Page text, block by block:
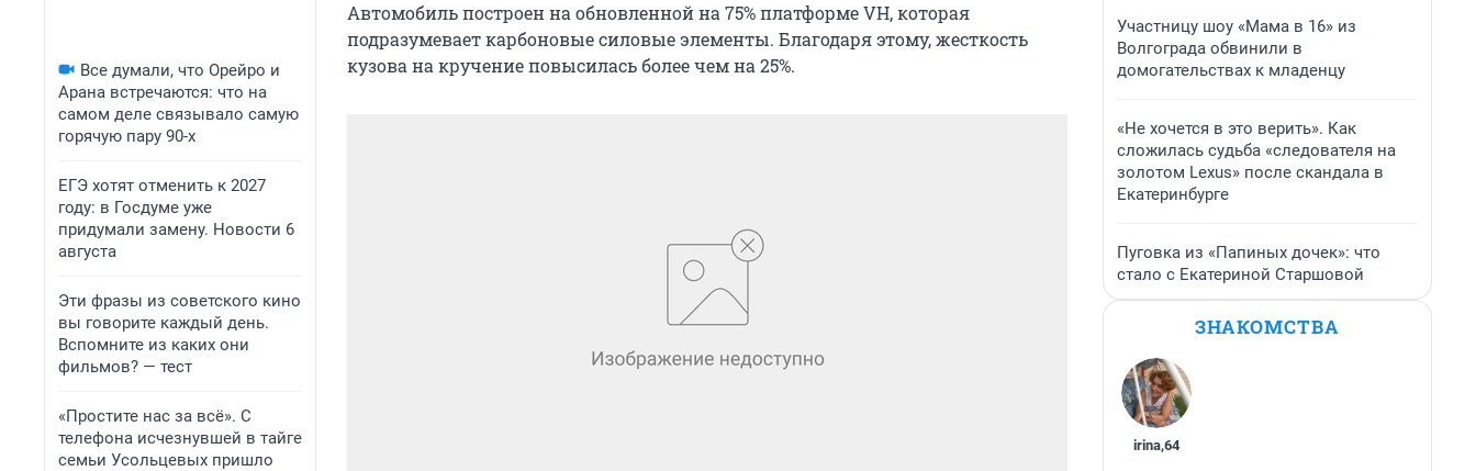
Все думали, что Орейро и
Арана встречаются: что на
самом деле связывало самую
горячую пару 90-х
ЕГЭ хотят отменить к 2027
году: в Госдуме уже
придумали замену. Новости 6
августа
Эти фразы из советского кино
вы говорите каждый день.
Вспомните из каких они
фильмов? — тест
«Простите нас за всё». С
телефона исчезнувшей в тайге
семьи Усольцевых пришло
Автомобиль построен на обновленной на 75% платформе VH, которая
подразумевает карбоновые силовые элементы. Благодаря этому, жесткость
кузова на кручение повысилась более чем на 25%.
Участницу шоу «Мама в 16» из
Волгограда обвинили в
домогательствах к младенцу
«Не хочется в это верить». Как
сложилась судьба «следователя на
золотом Lexus» после скандала в
Екатеринбурге
Пуговка из «Папиных дочек»: что
стало с Екатериной Старшовой
ЗНАКОМСТВА
irina,64